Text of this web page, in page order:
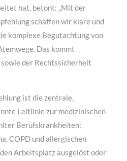
hat, betont: „Mit der
schaffen wir klare und
komplexe Begutachtung von
Das kommt
der Rechtssicherheit
ist die zentrale,
Leitlinie zur medizinischen
Berufskrankheiten:
COPD und allergischen
Arbeitsplatz ausgelöst oder